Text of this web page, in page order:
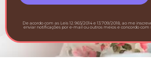
De acordo com as Leis 12.965/2014 e 13.709/2018, ao me
enviar notificações por e-mail ou outros meios e concordo com